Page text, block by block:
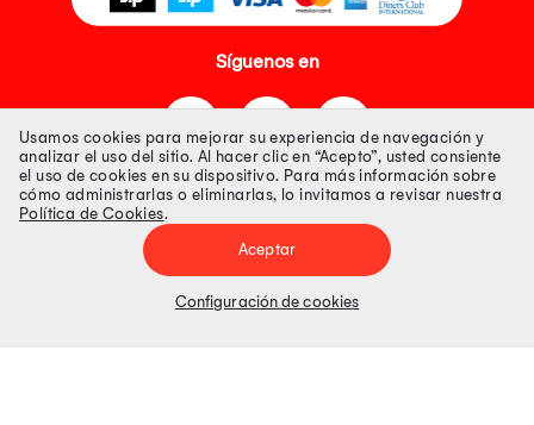
Síguenos en
Tienda 100% Segura
Tiendas Peruanas S.A. R.U.C. Nº 20493020618. Todos los derechos
Precios disponibles solo en www.oechsle.pe. Precios online publicados
Usamos cookies para mejorar su experiencia de navegación y
analizar el uso del sitio. Al hacer clic en “Acepto”, usted consiente
el uso de cookies en su dispositivo. Para más información sobre
cómo administrarlas o eliminarlas, lo invitamos a revisar nuestra
Política de Cookies.
Aceptar
Configuración de cookies